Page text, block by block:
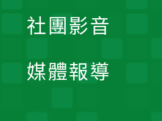
社團影音
媒體報導